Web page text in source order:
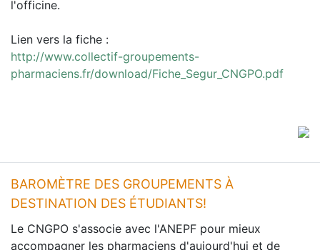
l'officine.
Lien vers la fiche :
http://www.collectif-groupements-
pharmaciens.fr/download/Fiche_Segur_CNGPO.pdf
BAROMÈTRE DES GROUPEMENTS À
DESTINATION DES ÉTUDIANTS!
Le CNGPO s'associe avec l'ANEPF pour mieux
accompagner les pharmaciens d'aujourd'hui et de